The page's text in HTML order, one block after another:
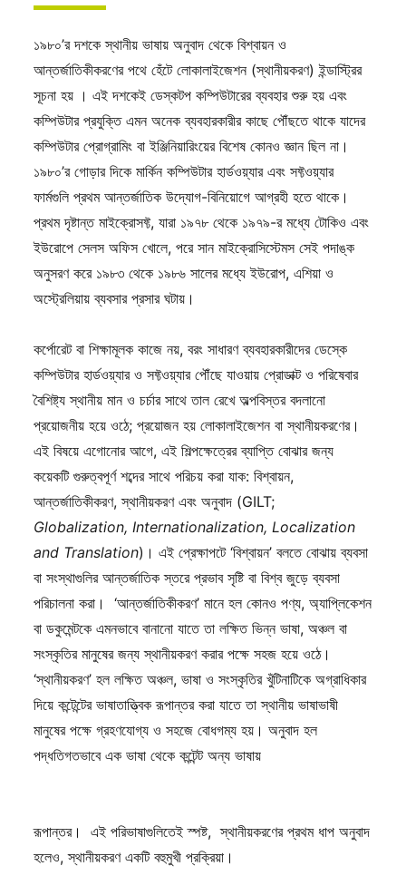
১৯৮০’র দশকে স্থানীয় ভাষায় অনুবাদ থেকে বিশ্বায়ন ও
আন্তর্জাতিকীকরণের পথে হেঁটে লোকালাইজেশন (স্থানীয়করণ) ইন্ডাস্ট্রির
সূচনা হয় । এই দশকেই ডেস্কটপ কম্পিউটারের ব্যবহার শুরু হয় এবং
কম্পিউটার প্রযুক্তি এমন অনেক ব্যবহারকারীর কাছে পৌঁছতে থাকে যাদের
কম্পিউটার প্রোগ্রামিং বা ইঞ্জিনিয়ারিংয়ের বিশেষ কোনও জ্ঞান ছিল না।
১৯৮০’র গোড়ার দিকে মার্কিন কম্পিউটার হার্ডওয়্যার এবং সফ্টওয়্যার
ফার্মগুলি প্রথম আন্তর্জাতিক উদ্যোগ-বিনিয়োগে আগ্রহী হতে থাকে।
প্রথম দৃষ্টান্ত মাইক্রোসফ্ট, যারা ১৯৭৮ থেকে ১৯৭৯-র মধ্যে টোকিও এবং
ইউরোপে সেলস অফিস খোলে, পরে সান মাইক্রোসিস্টেমস সেই পদাঙ্ক
অনুসরণ করে ১৯৮৩ থেকে ১৯৮৬ সালের মধ্যে ইউরোপ, এশিয়া ও
অস্ট্রেলিয়ায় ব্যবসার প্রসার ঘটায়।
কর্পোরেট বা শিক্ষামূলক কাজে নয়, বরং সাধারণ ব্যবহারকারীদের ডেস্কে
কম্পিউটার হার্ডওয়্যার ও সফ্টওয়্যার পৌঁছে যাওয়ায় প্রোডাক্ট ও পরিষেবার
বৈশিষ্ট্য স্থানীয় মান ও চর্চার সাথে তাল রেখে অল্পবিস্তর বদলানো
প্রয়োজনীয় হয়ে ওঠে; প্রয়োজন হয় লোকালাইজেশন বা স্থানীয়করণের।
এই বিষয়ে এগোনোর আগে, এই শিল্পক্ষেত্রের ব্যাপ্তি বোঝার জন্য
কয়েকটি গুরুত্বপূর্ণ শব্দের সাথে পরিচয় করা যাক: বিশ্বায়ন,
আন্তর্জাতিকীকরণ, স্থানীয়করণ এবং অনুবাদ (GILT;
Globalization, Internationalization, Localization
and Translation)। এই প্রেক্ষাপটে ‘বিশ্বায়ন’ বলতে বোঝায় ব্যবসা
বা সংস্থাগুলির আন্তর্জাতিক স্তরে প্রভাব সৃষ্টি বা বিশ্ব জুড়ে ব্যবসা
পরিচালনা করা। ‘আন্তর্জাতিকীকরণ’ মানে হল কোনও পণ্য, অ্যাপ্লিকেশন
বা ডকুমেন্টকে এমনভাবে বানানো যাতে তা লক্ষিত ভিন্ন ভাষা, অঞ্চল বা
সংস্কৃতির মানুষের জন্য স্থানীয়করণ করার পক্ষে সহজ হয়ে ওঠে।
‘স্থানীয়করণ’ হল লক্ষিত অঞ্চল, ভাষা ও সংস্কৃতির খুঁটিনাটিকে অগ্রাধিকার
দিয়ে কন্টেন্টের ভাষাতাত্ত্বিক রূপান্তর করা যাতে তা স্থানীয় ভাষাভাষী
মানুষের পক্ষে গ্রহণযোগ্য ও সহজে বোধগম্য হয়। অনুবাদ হল
পদ্ধতিগতভাবে এক ভাষা থেকে কন্টেন্ট অন্য ভাষায়
রূপান্তর। এই পরিভাষাগুলিতেই স্পষ্ট, স্থানীয়করণের প্রথম ধাপ অনুবাদ
হলেও, স্থানীয়করণ একটি বহুমুখী প্রক্রিয়া।